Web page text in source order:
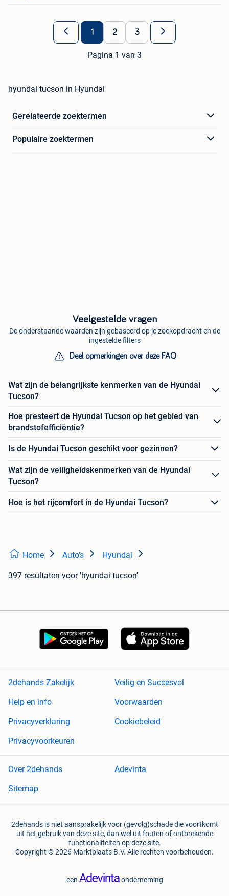
1 2 3
Pagina 1 van 3
hyundai tucson in Hyundai
Gerelateerde zoektermen
Populaire zoektermen
Veelgestelde vragen
De onderstaande waarden zijn gebaseerd op je zoekopdracht en de
ingestelde filters
Deel opmerkingen over deze FAQ
Wat zijn de belangrijkste kenmerken van de Hyundai
Tucson?
Hoe presteert de Hyundai Tucson op het gebied van
brandstofefficiëntie?
Is de Hyundai Tucson geschikt voor gezinnen?
Wat zijn de veiligheidskenmerken van de Hyundai
Tucson?
Hoe is het rijcomfort in de Hyundai Tucson?
Home Auto's Hyundai
397 resultaten voor 'hyundai tucson'
2dehands Zakelijk
Veilig en Succesvol
Help en info
Voorwaarden
Privacyverklaring
Cookiebeleid
Privacyvoorkeuren
Over 2dehands
Adevinta
Sitemap
2dehands is niet aansprakelijk voor (gevolg)schade die voortkomt
uit het gebruik van deze site, dan wel uit fouten of ontbrekende
functionaliteiten op deze site.
Copyright © 2026 Marktplaats B.V. Alle rechten voorbehouden.
een onderneming